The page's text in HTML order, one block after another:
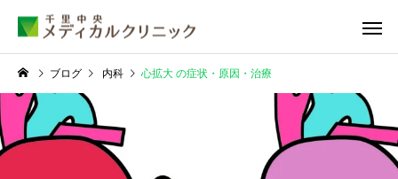
ブログ 内科 心拡大 の症状・原因・治療